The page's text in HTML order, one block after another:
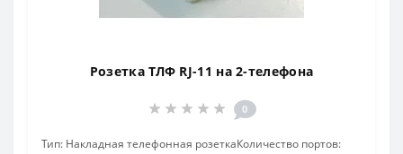
Розетка ТЛФ RJ-11 на 2-телефона
0
Тип: Накладная телефонная розеткаКоличество портов: